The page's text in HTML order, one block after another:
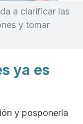
a clarificar las
y tomar
ya es
y posponerla